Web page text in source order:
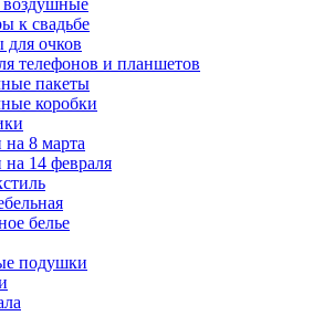
к свадьбе
очков
телефонов и планшетов
пакеты
коробки
8 марта
14 февраля
белье
подушки